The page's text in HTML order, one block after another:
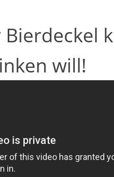
Bierdeckel
will!